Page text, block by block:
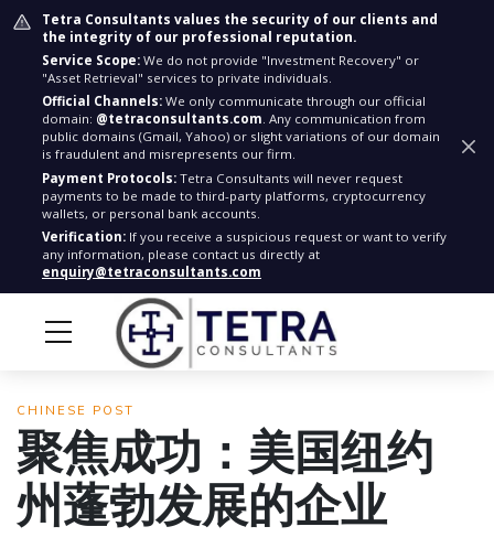
Tetra Consultants values the security of our clients and
the integrity of our professional reputation.
Service Scope: We do not provide "Investment Recovery" or
"Asset Retrieval" services to private individuals.
Official Channels: We only communicate through our official
domain: @tetraconsultants.com. Any communication from
public domains (Gmail, Yahoo) or slight variations of our domain
is fraudulent and misrepresents our firm.
Payment Protocols: Tetra Consultants will never request
payments to be made to third-party platforms, cryptocurrency
wallets, or personal bank accounts.
Verification: If you receive a suspicious request or want to verify
any information, please contact us directly at
enquiry@tetraconsultants.com
CHINESE POST
聚焦成功：美国纽约
州蓬勃发展的企业